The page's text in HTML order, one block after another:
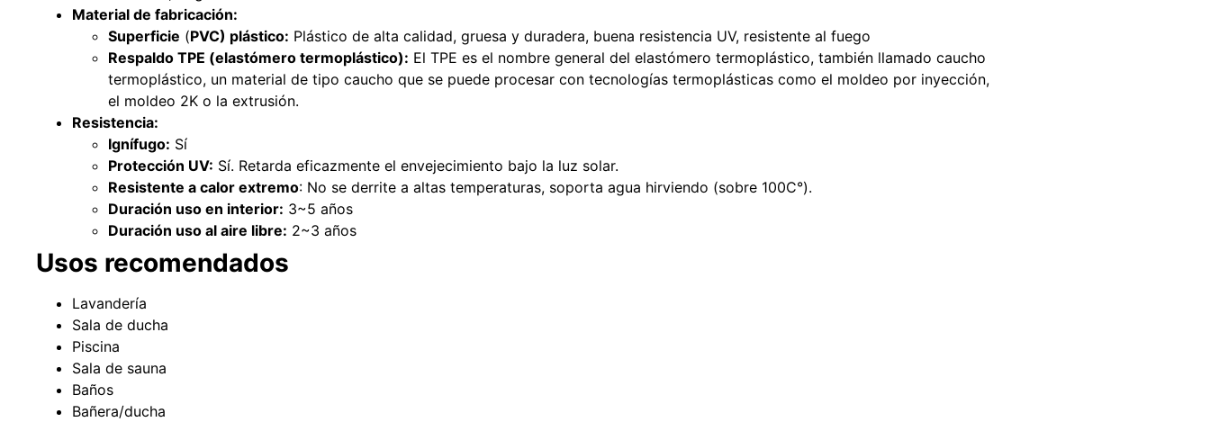
Material de fabricación:
Superficie (PVC) plástico: Plástico de alta calidad, gruesa y duradera, buena resistencia UV, resistente al fuego
Respaldo TPE (elastómero termoplástico): El TPE es el nombre general del elastómero termoplástico, también llamado caucho
termoplástico, un material de tipo caucho que se puede procesar con tecnologías termoplásticas como el moldeo por inyección,
el moldeo 2K o la extrusión.
Resistencia:
Ignífugo: Sí
Protección UV: Sí. Retarda eficazmente el envejecimiento bajo la luz solar.
Resistente a calor extremo: No se derrite a altas temperaturas, soporta agua hirviendo (sobre 100C°).
Duración uso en interior: 3~5 años
Duración uso al aire libre: 2~3 años
Usos recomendados
Lavandería
Sala de ducha
Piscina
Sala de sauna
Baños
Bañera/ducha